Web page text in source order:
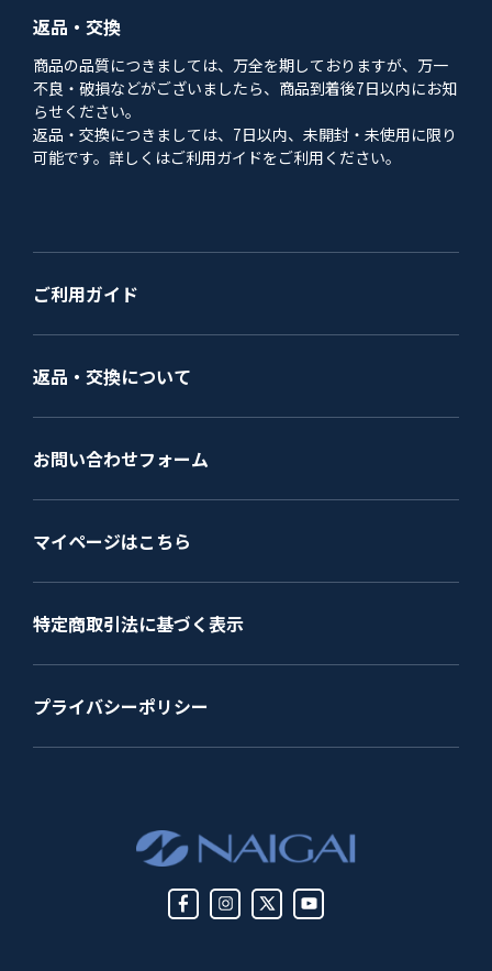
返品・交換
商品の品質につきましては、万全を期しておりますが、万一
不良・破損などがございましたら、商品到着後7日以内にお知
らせください。
返品・交換につきましては、7日以内、未開封・未使用に限り
可能です。詳しくはご利用ガイドをご利用ください。
ご利用ガイド
返品・交換について
お問い合わせフォーム
マイページはこちら
特定商取引法に基づく表示
プライバシーポリシー